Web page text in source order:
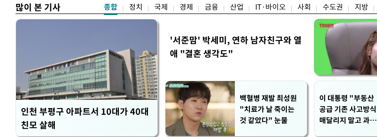
많이 본 기사 종합 정치 국제 경제 금융 산업 IT·바이오 사회 수도권 지방
인천 부평구 아파트서 10대가 40대
친모 살해
'서준맘' 박세미, 연하 남자친구와 열
애 "결혼 생각도"
백혈병 재발 최성원
"치료가 날 죽이는
것 같았다" 눈물
이 대통령 "부동산
공급 기존 사고방식
매달리지 말고 과감